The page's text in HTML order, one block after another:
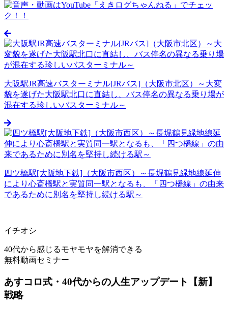
大阪駅JR高速バスターミナル[JRバス]（大阪市北区）～大変
貌を遂げた大阪駅北口に直結し、バス停名の異なる乗り場が
混在する珍しいバスターミナル～
四ツ橋駅[大阪地下鉄]（大阪市西区）～長堀鶴見緑地線延伸
により心斎橋駅と実質同一駅となるも、「四つ橋線」の由来
であるために別名を堅持し続ける駅～
イチオシ
40代から感じるモヤモヤを解消できる
無料動画セミナー
あすコロ式・40代からの人生アップデート【新】
戦略